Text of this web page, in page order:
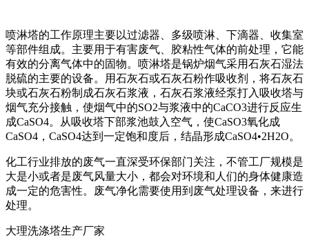
喷淋塔的工作原理主要以过滤器、多级喷淋、下滴器、收集室
等部件组成。主要用于有害废气、胶粘性气体的前处理，它能
有效的分离气体中的固物。喷淋塔是锅炉烟气采用石灰石湿法
脱硫的主要的设备。用石灰石或石灰石粉作吸收剂，将石灰石
块或石灰石粉制成石灰石浆液，石灰石浆液经泵打入吸收塔与
烟气充分接触，使烟气中的SO2与浆液中的CaCO3进行反应生
成CaSO4。从吸收塔下部浆池鼓入空气，使CaSO3氧化成
CaSO4，CaSO4达到一定饱和度后，结晶形成CaSO4•2H2O。
化工行业排放的废气一直深受环保部门关注，不管工厂规模是
大是小或者是废气风量大小，都会对环境和人们的身体健康造
成一定的危害性。废气净化需要使用到废气处理设备，来进行
处理。
大理洗涤塔生产厂家